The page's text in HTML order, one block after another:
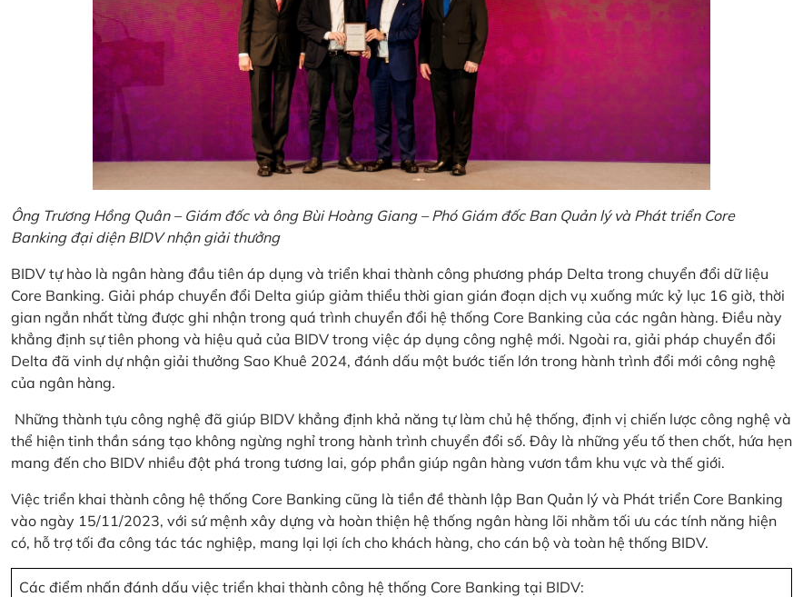
Ông Trương Hồng Quân – Giám đốc và ông Bùi Hoàng Giang – Phó Giám đốc Ban Quản lý và Phát triển Core
Banking đại diện BIDV nhận giải thưởng
BIDV tự hào là ngân hàng đầu tiên áp dụng và triển khai thành công phương pháp Delta trong chuyển đổi dữ liệu
Core Banking. Giải pháp chuyển đổi Delta giúp giảm thiểu thời gian gián đoạn dịch vụ xuống mức kỷ lục 16 giờ, thời
gian ngắn nhất từng được ghi nhận trong quá trình chuyển đổi hệ thống Core Banking của các ngân hàng. Điều này
khẳng định sự tiên phong và hiệu quả của BIDV trong việc áp dụng công nghệ mới. Ngoài ra, giải pháp chuyển đổi
Delta đã vinh dự nhận giải thưởng Sao Khuê 2024, đánh dấu một bước tiến lớn trong hành trình đổi mới công nghệ
của ngân hàng.
Những thành tựu công nghệ đã giúp BIDV khẳng định khả năng tự làm chủ hệ thống, định vị chiến lược công nghệ và
thể hiện tinh thần sáng tạo không ngừng nghỉ trong hành trình chuyển đổi số. Đây là những yếu tố then chốt, hứa hẹn
mang đến cho BIDV nhiều đột phá trong tương lai, góp phần giúp ngân hàng vươn tầm khu vực và thế giới.
Việc triển khai thành công hệ thống Core Banking cũng là tiền đề thành lập Ban Quản lý và Phát triển Core Banking
vào ngày 15/11/2023, với sứ mệnh xây dựng và hoàn thiện hệ thống ngân hàng lõi nhằm tối ưu các tính năng hiện
có, hỗ trợ tối đa công tác tác nghiệp, mang lại lợi ích cho khách hàng, cho cán bộ và toàn hệ thống BIDV.
Các điểm nhấn đánh dấu việc triển khai thành công hệ thống Core Banking tại BIDV: